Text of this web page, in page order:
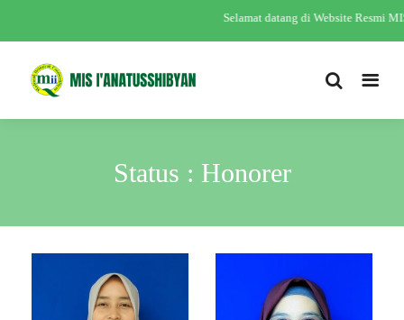
Selamat datang di Website Resmi MIS
Status : Honorer